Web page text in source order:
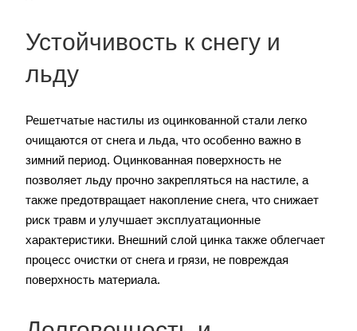
Устойчивость к снегу и
льду
Решетчатые настилы из оцинкованной стали легко
очищаются от снега и льда, что особенно важно в
зимний период. Оцинкованная поверхность не
позволяет льду прочно закрепляться на настиле, а
также предотвращает накопление снега, что снижает
риск травм и улучшает эксплуатационные
характеристики. Внешний слой цинка также облегчает
процесс очистки от снега и грязи, не повреждая
поверхность материала.